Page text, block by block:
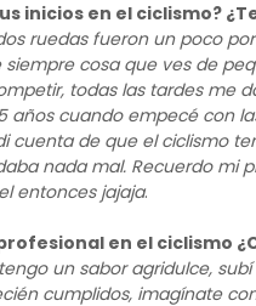
inicios en el ciclismo?
ruedas fueron un poco
cosa que ves de
todas las tardes me
años cuando empecé con
cuenta de que el ciclismo
nada mal. Recuerdo mi
entonces jajaja.
en el ciclismo
un sabor agridulce,
cumplidos, imagínate